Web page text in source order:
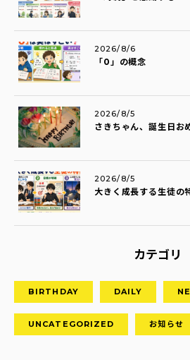
「0」の概念
2026/8/6
さきちゃん、誕生日お
2026/8/5
大きく成長する生徒の
2026/8/5
カテゴリ
BIRTHDAY DAILY
UNCATEGORIZED お知らせ